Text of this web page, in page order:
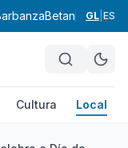
BetanzosOrdes
GL ES
Cultura Local